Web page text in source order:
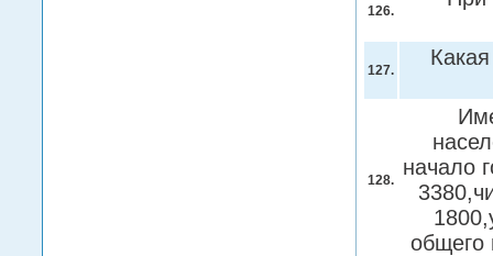
126.
127.
128.
начало
общего